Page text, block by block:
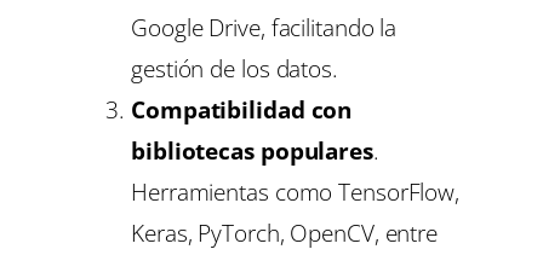
Google Drive, facilitando la
gestión de los datos.
Compatibilidad con
bibliotecas populares.
Herramientas como TensorFlow,
Keras, PyTorch, OpenCV, entre